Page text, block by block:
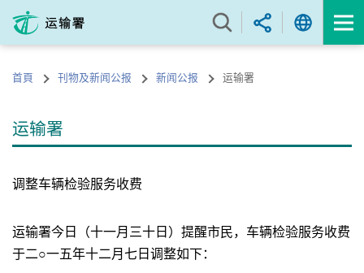
内
的首頁 刊物及新闻公报 新闻公报 运输署
运输署
调整车辆检验服务收费
运输署今日（十一月三十日）提醒市民，车辆检验服务收费
于二○一五年十二月七日调整如下：